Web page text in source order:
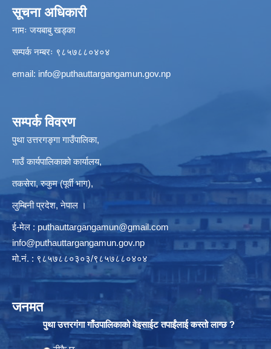
सूचना अधिकारी
नामः जयबाबु खड्का
सम्पर्क नम्बरः ९८५७८८०४०४
email: info@puthauttargangamun.gov.np
सम्पर्क विवरण
पुथा उत्तरगङ्गा गाउँपालिका,
गाउँ कार्यपालिकाको कार्यालय,
तकसेरा, रुकुम (पूर्वी भाग),
लुम्बिनी प्रदेश, नेपाल ।
ई-मेल : puthauttargangamun@gmail.com
info@puthauttargangamun.gov.np
मो.नं. : ९८५७८८०३०३/९८५७८८०४०४
जनमत
पुथा उत्तरगंगा गाँउपालिकाको वेइसाईट तपाईंलाई कस्तो लाग्छ ?